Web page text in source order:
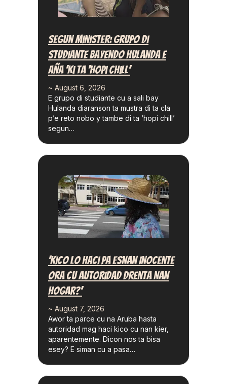
Segun Minister: Grupo Di
Studiante Bayendo Hulanda E
Aña ‘ki Ta ‘hopi Chill’
~ August 6, 2026
E grupo di studiante cu a sali bay
Hulanda diaranson ta mustra di ta cla
p’e reto nobo y tambe di ta ‘hopi chill’
segun…
‘Kico Lo Haci Pa Esnan Inocente
Ora Cu Autoridad Drenta Nan
Hogar?’
~ August 7, 2026
Awor ta parce cu na Aruba hasta
autoridad mag haci kico cu nan kier,
aparentemente. Dicon nos ta bisa
esey? E siman cu a pasa…